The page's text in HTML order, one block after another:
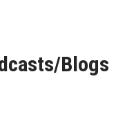
Blogs